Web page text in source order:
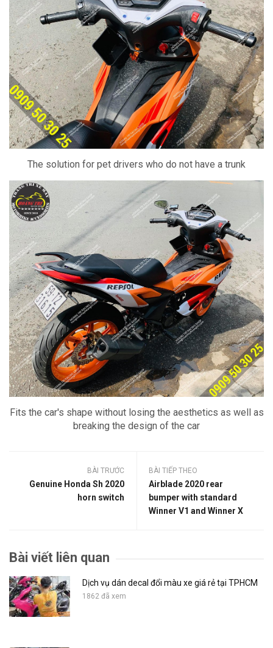
The solution for pet drivers who do not have a trunk
Fits the car's shape without losing the aesthetics as well as
breaking the design of the car
BÀI TRƯỚC
Genuine Honda Sh 2020
horn switch
BÀI TIẾP THEO
Airblade 2020 rear
bumper with standard
Winner V1 and Winner X
Bài viết liên quan
Dịch vụ dán decal đổi màu xe giá rẻ tại TPHCM
1862 đã xem